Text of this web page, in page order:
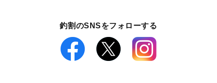
釣割のSNSをフォローする